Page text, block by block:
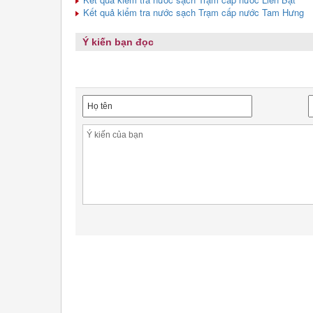
Kết quả kiểm tra nước sạch Trạm cấp nước Tam Hưng
Ý kiến bạn đọc